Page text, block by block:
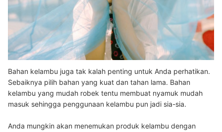
Bahan kelambu juga tak kalah penting untuk Anda perhatikan.
Sebaiknya pilih bahan yang kuat dan tahan lama. Bahan
kelambu yang mudah robek tentu membuat nyamuk mudah
masuk sehingga penggunaan kelambu pun jadi sia-sia.
Anda mungkin akan menemukan produk kelambu dengan